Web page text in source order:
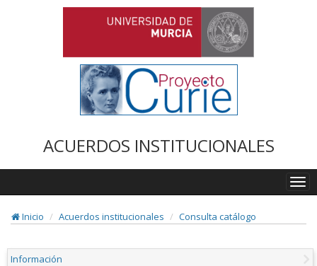
ACUERDOS INSTITUCIONALES
Inicio
Acuerdos institucionales Consulta catálogo
Información